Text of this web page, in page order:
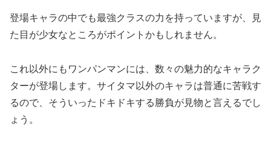
登場キャラの中でも最強クラスの力を持っていますが、見
た目が少女なところがポイントかもしれません。
これ以外にもワンパンマンには、数々の魅力的なキャラク
ターが登場します。サイタマ以外のキャラは普通に苦戦す
るので、そういったドキドキする勝負が見物と言えるでし
ょう。